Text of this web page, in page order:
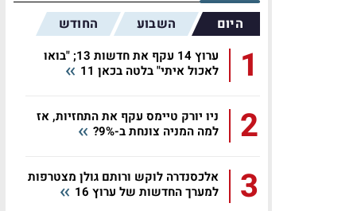
היום השבוע החודש
1
ערוץ 14 עקף את חדשות 13; "בואו
לאכול איתי" בלטה בכאן 11
2
ניו יורק טיימס עקף את התחזיות, אז
למה המניה צונחת ב-9%?
3
אלכסנדרה לוקש ורותם גולן מצטרפות
למערך החדשות של ערוץ 16